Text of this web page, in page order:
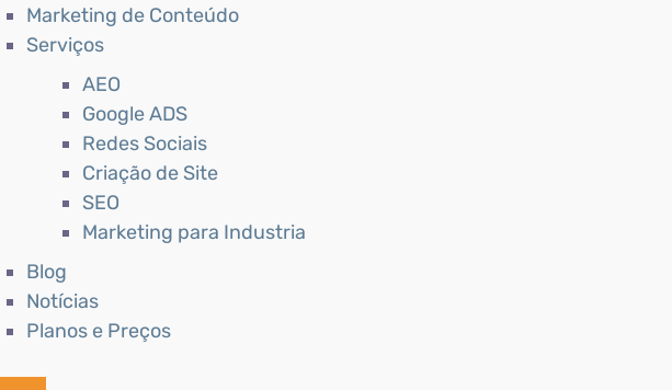
Marketing de Conteúdo
Serviços
AEO
Google ADS
Redes Sociais
Criação de Site
SEO
Marketing para Industria
Blog
Notícias
Planos e Preços